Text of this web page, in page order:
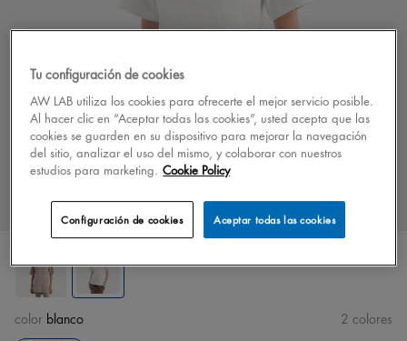
color blanco 2 colores
Tu configuración de cookies
AW LAB utiliza los cookies para ofrecerte el mejor servicio posible.
Al hacer clic en “Aceptar todas las cookies”, usted acepta que las
cookies se guarden en su dispositivo para mejorar la navegación
del sitio, analizar el uso del mismo, y colaborar con nuestros
estudios para marketing. Cookie Policy
Aceptar todas las cookies
Configuración de cookies